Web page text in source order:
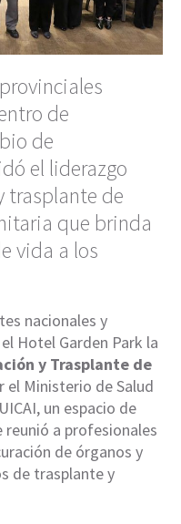
de
de
el liderazgo
trasplante de
que brinda
vida a los
nacionales y
Hotel Garden Park la
y Trasplante de
el Ministerio de Salud
un espacio de
a profesionales
de órganos y
de trasplante y